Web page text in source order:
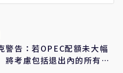
警告：若OPEC配額未大幅
考慮包括退出內的所有選